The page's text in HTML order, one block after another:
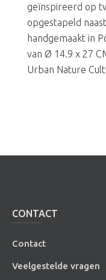
geïnspireerd op
opgestapeld
handgemaakt in
van Ø 14.9 x 27
Urban Nature
CONTACT
Contact
Veelgestelde vragen